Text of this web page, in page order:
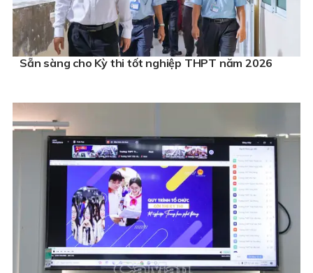
Sẵn sàng cho Kỳ thi tốt nghiệp THPT năm 2026